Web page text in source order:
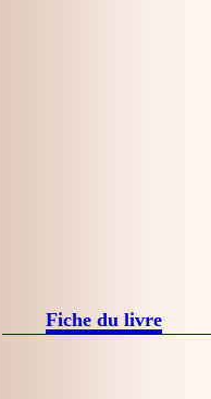
Fiche du livre